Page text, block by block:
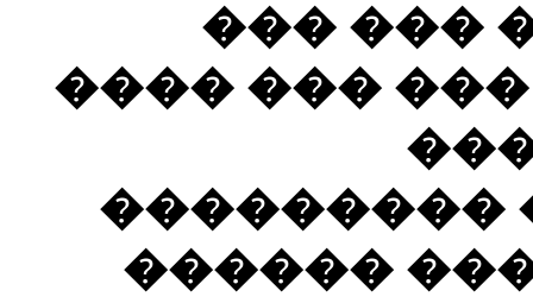
��� ���
���� ���
���������
������